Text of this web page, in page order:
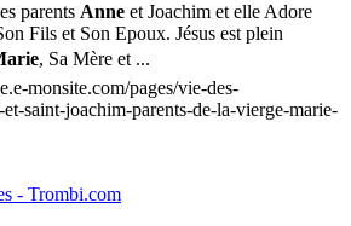
parents Anne et Joachim et elle Adore
Fils et Son Epoux. Jésus est plein
, Sa Mère et ...
monsite.com/pages/vie-des-
saint-joachim-parents-de-la-vierge-marie-
- Trombi.com